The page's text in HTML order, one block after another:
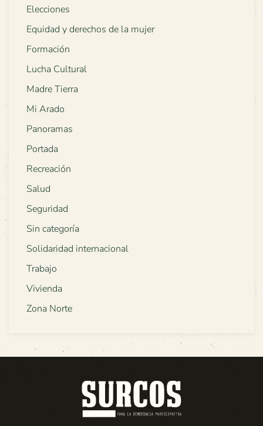
Elecciones
Equidad y derechos de la mujer
Formación
Lucha Cultural
Madre Tierra
Mi Arado
Panoramas
Portada
Recreación
Salud
Seguridad
Sin categoría
Solidaridad internacional
Trabajo
Vivienda
Zona Norte